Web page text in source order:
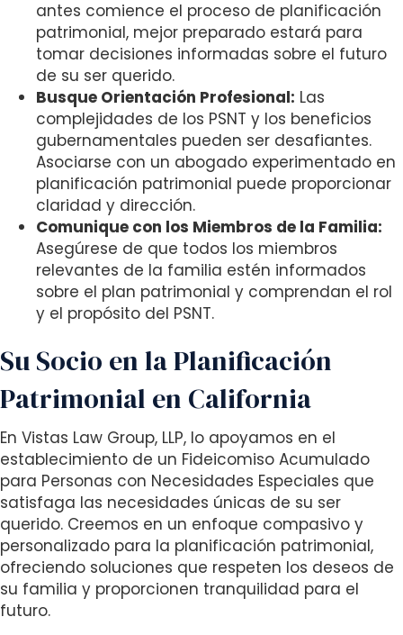
antes comience el proceso de planificación
patrimonial, mejor preparado estará para
tomar decisiones informadas sobre el futuro
de su ser querido.
Busque Orientación Profesional: Las
complejidades de los PSNT y los beneficios
gubernamentales pueden ser desafiantes.
Asociarse con un abogado experimentado en
planificación patrimonial puede proporcionar
claridad y dirección.
Comunique con los Miembros de la Familia:
Asegúrese de que todos los miembros
relevantes de la familia estén informados
sobre el plan patrimonial y comprendan el rol
y el propósito del PSNT.
Su Socio en la Planificación
Patrimonial en California
En Vistas Law Group, LLP, lo apoyamos en el
establecimiento de un Fideicomiso Acumulado
para Personas con Necesidades Especiales que
satisfaga las necesidades únicas de su ser
querido. Creemos en un enfoque compasivo y
personalizado para la planificación patrimonial,
ofreciendo soluciones que respeten los deseos de
su familia y proporcionen tranquilidad para el
futuro.